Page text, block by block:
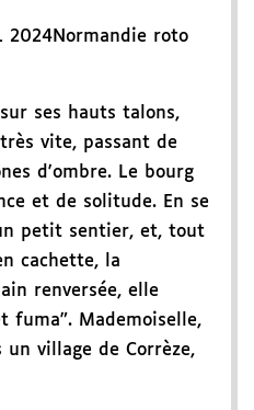
2024Normandie roto
ses hauts talons,
vite, passant de
d'ombre. Le bourg
et de solitude. En se
petit sentier, et, tout
cachette, la
renversée, elle
fuma". Mademoiselle,
village de Corrèze,